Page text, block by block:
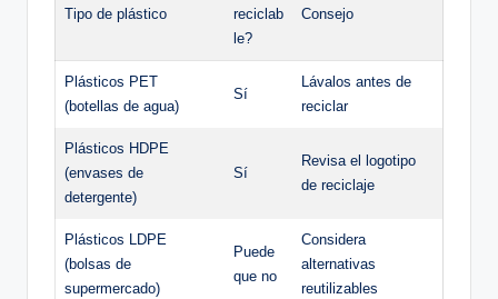
Tipo de plástico
reciclab
le?
Consejo
Plásticos PET
(botellas de agua)
Sí
Lávalos antes de
reciclar
Plásticos HDPE
(envases de
detergente)
Sí
Revisa el logotipo
de reciclaje
Plásticos LDPE
(bolsas de
supermercado)
Puede
que no
Considera
alternativas
reutilizables